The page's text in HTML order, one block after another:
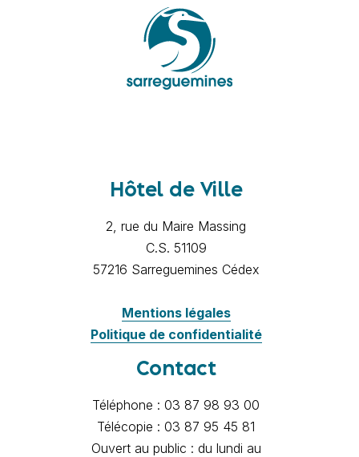
Hôtel de Ville
2, rue du Maire Massing
C.S. 51109
57216 Sarreguemines Cédex
Mentions légales
Politique de confidentialité
Contact
Téléphone : 03 87 98 93 00
Télécopie : 03 87 95 45 81
Ouvert au public : du lundi au